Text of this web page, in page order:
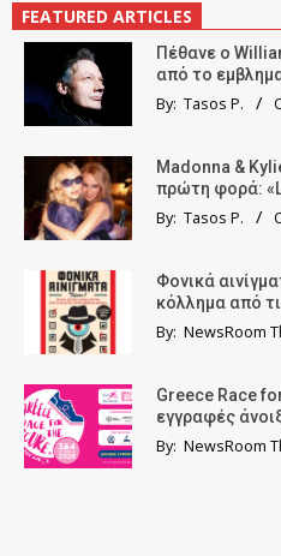
FEATURED ARTICLES
Πέθανε ο
από το
By: Tasos P.
Madonna &
πρώτη φορά:
By: Tasos P.
Φονικά
κόλλημα από
By: NewsRoom
Greece Race
εγγραφές
By: NewsRoom